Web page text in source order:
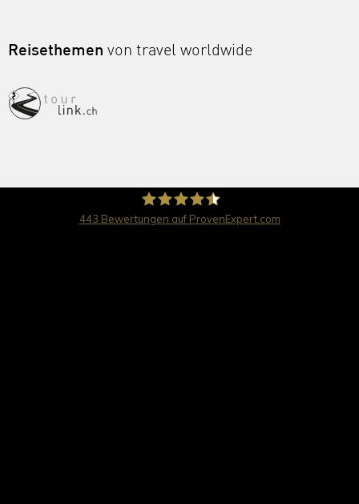
Reisethemen von travel worldwide
443 Bewertungen auf ProvenExpert.com